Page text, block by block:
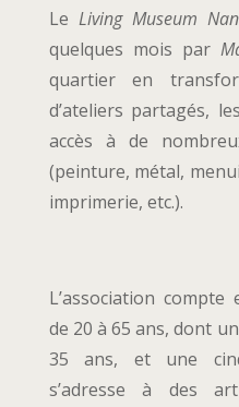
Le Living Museum
quelques mois par
quartier en
d’ateliers partagés,
accès à de
(peinture, métal,
imprimerie, etc.).
L’association
de 20 à 65 ans, dont
35 ans, et une
s’adresse à des